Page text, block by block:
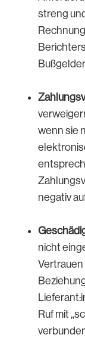
streng
wenn sie
negativ
nicht
Ruf mit